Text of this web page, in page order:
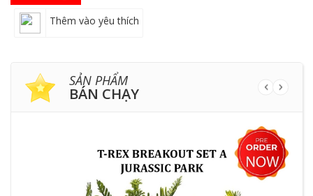
Thêm vào yêu thích
SẢN PHẨM
BÁN CHẠY